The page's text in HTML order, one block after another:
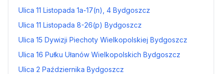
Ulica 11 Listopada 1a-17(n), 4 Bydgoszcz
Ulica 11 Listopada 8-26(p) Bydgoszcz
Ulica 15 Dywizji Piechoty Wielkopolskiej Bydgoszcz
Ulica 16 Pułku Ułanów Wielkopolskich Bydgoszcz
Ulica 2 Października Bydgoszcz